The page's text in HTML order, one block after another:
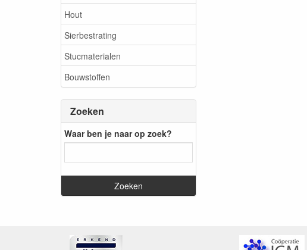
Hout
Sierbestrating
Stucmaterialen
Bouwstoffen
Zoeken
Waar ben je naar op zoek?